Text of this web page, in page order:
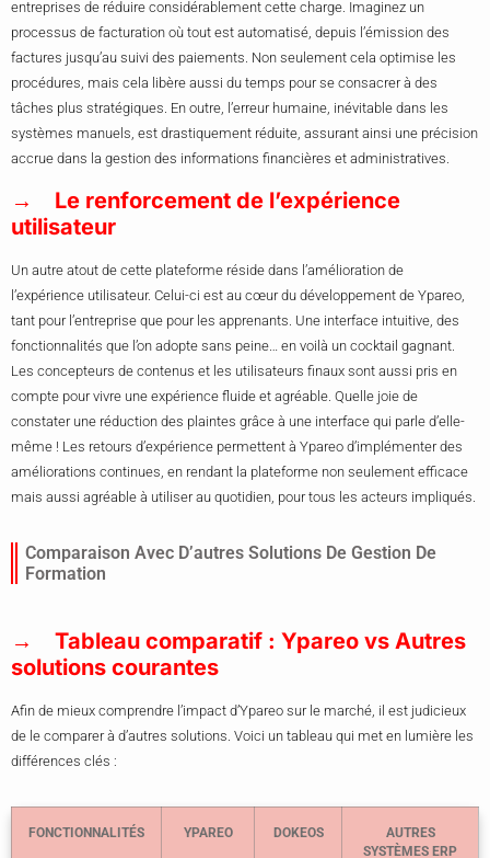
entreprises de réduire considérablement cette charge. Imaginez un
processus de facturation où tout est automatisé, depuis l’émission des
factures jusqu’au suivi des paiements. Non seulement cela optimise les
procédures, mais cela libère aussi du temps pour se consacrer à des
tâches plus stratégiques. En outre, l’erreur humaine, inévitable dans les
systèmes manuels, est drastiquement réduite, assurant ainsi une précision
accrue dans la gestion des informations financières et administratives.
Le renforcement de l’expérience
utilisateur
Un autre atout de cette plateforme réside dans l’amélioration de
l’expérience utilisateur. Celui-ci est au cœur du développement de Ypareo,
tant pour l’entreprise que pour les apprenants. Une interface intuitive, des
fonctionnalités que l’on adopte sans peine… en voilà un cocktail gagnant.
Les concepteurs de contenus et les utilisateurs finaux sont aussi pris en
compte pour vivre une expérience fluide et agréable. Quelle joie de
constater une réduction des plaintes grâce à une interface qui parle d’elle-
même ! Les retours d’expérience permettent à Ypareo d’implémenter des
améliorations continues, en rendant la plateforme non seulement efficace
mais aussi agréable à utiliser au quotidien, pour tous les acteurs impliqués.
Comparaison Avec D’autres Solutions De Gestion De
Formation
Tableau comparatif : Ypareo vs Autres
solutions courantes
Afin de mieux comprendre l’impact d’Ypareo sur le marché, il est judicieux
de le comparer à d’autres solutions. Voici un tableau qui met en lumière les
différences clés :
FONCTIONNALITÉS YPAREO DOKEOS
AUTRES
SYSTÈMES ERP